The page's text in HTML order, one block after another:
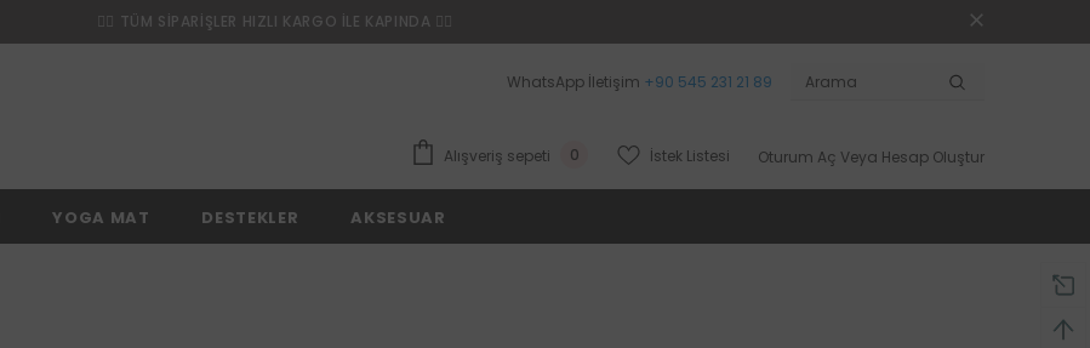
❤️‍🔥 TÜM SİPARİŞLER HIZLI KARGO İLE KAPINDA ❤️‍🔥
WhatsApp İletişim +90 545 231 21 89
Alışveriş sepeti 0 İstek Listesi Oturum Aç Veya Hesap Oluştur
YOGA MAT DESTEKLER AKSESUAR